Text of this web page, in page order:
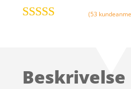
mmelser
(53
Beskrivelse